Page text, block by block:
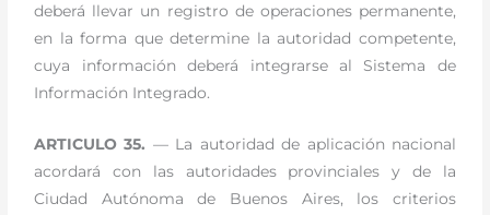
deberá llevar un registro de operaciones permanente,
en la forma que determine la autoridad competente,
cuya información deberá integrarse al Sistema de
Información Integrado.
ARTICULO 35. — La autoridad de aplicación nacional
acordará con las autoridades provinciales y de la
Ciudad Autónoma de Buenos Aires, los criterios